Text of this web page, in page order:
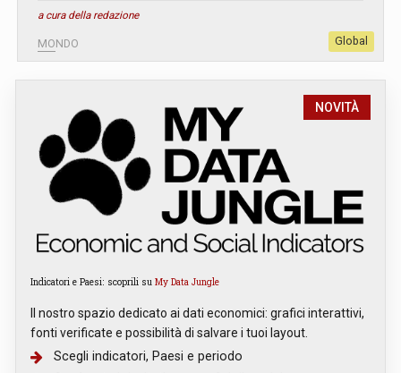
a cura della redazione
MONDO Global
NOVITÀ
Indicatori e Paesi: scoprili su My Data Jungle
Il nostro spazio dedicato ai dati economici: grafici interattivi,
fonti verificate e possibilità di salvare i tuoi layout.
Scegli indicatori, Paesi e periodo